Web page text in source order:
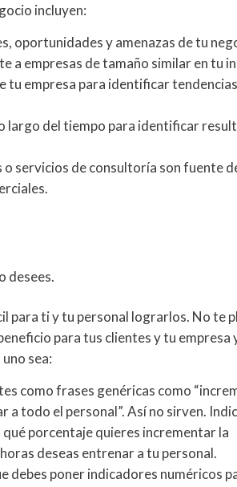
incluyen:
oportunidades y amenazas de tu
a empresas de tamaño similar en tu
tu empresa para identificar
largo del tiempo para identificar
servicios de consultoría son fuente
desees.
para ti y tu personal lograrlos. No te
para tus clientes y tu empresa
sea:
como frases genéricas como
a todo el personal”. Así no sirven.
porcentaje quieres incrementar la
deseas entrenar a tu personal.
debes poner indicadores numéricos